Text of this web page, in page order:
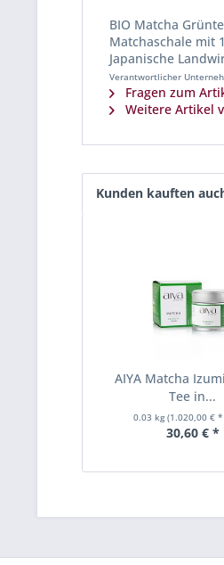
BIO Matcha
Matchaschale mit
Japanische
Verantwortlicher
Fragen zum
Weitere Artikel
Kunden kauften
AIYA Matcha
Tee in...
0.03 kg(1.020,00 €
30,60 € *